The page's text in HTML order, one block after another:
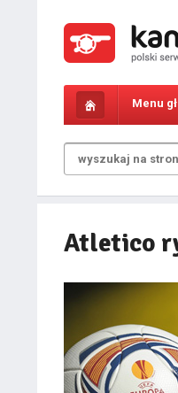
Menu
Atletico